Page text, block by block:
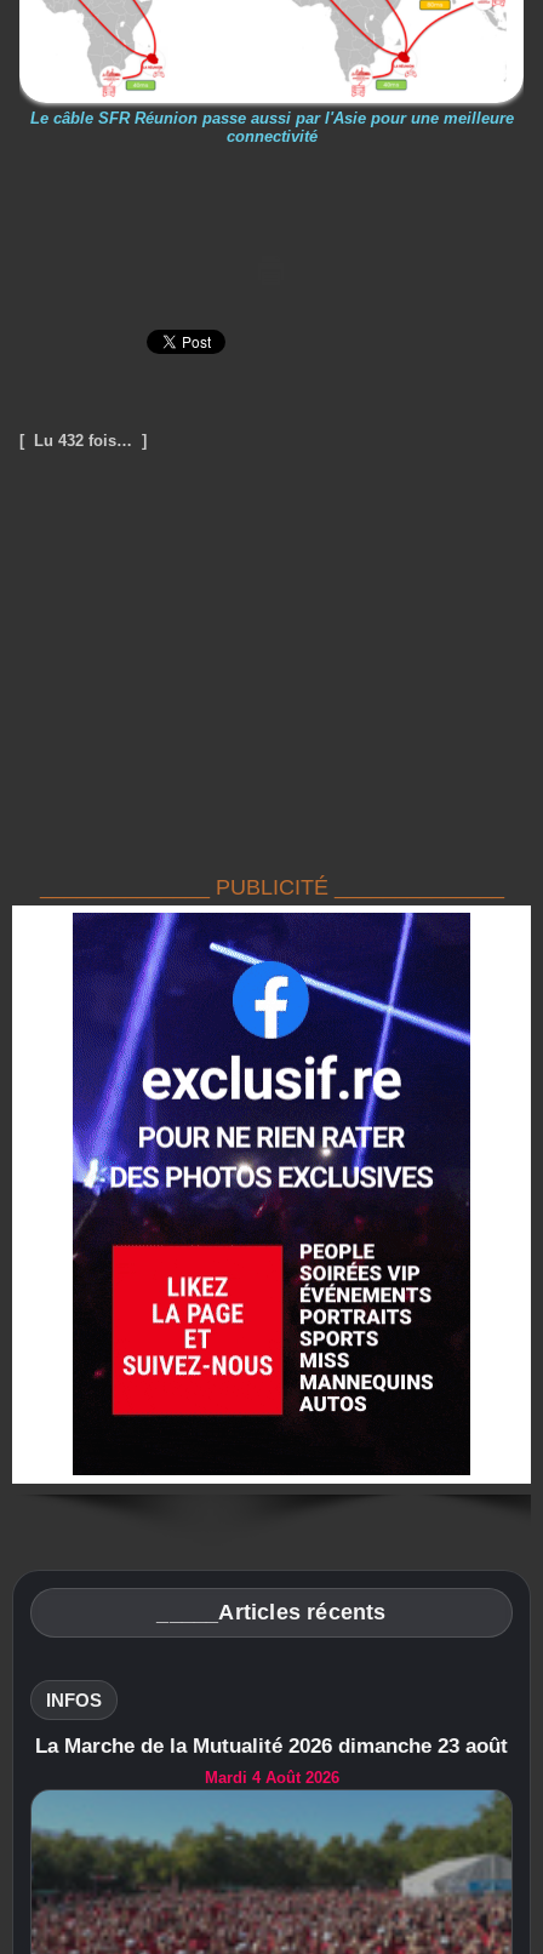
Le câble SFR Réunion passe aussi par l'Asie pour une meilleure
connectivité
[ Lu 432 fois… ]
______________ PUBLICITÉ ______________
_____Articles récents
INFOS
La Marche de la Mutualité 2026 dimanche 23 août
Mardi 4 Août 2026